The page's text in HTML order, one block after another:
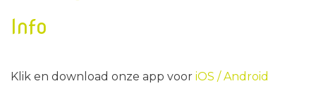
Info
Klik en download onze app voor iOS /Android